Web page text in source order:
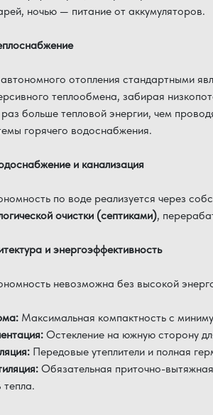
ночью — питание от аккумуляторов.
отопления стандартными
теплообмена, забирая
больше тепловой энергии, чем
горячего водоснабжения.
и канализация
по воде реализуется через
очистки (септиками),
и энергоэффективность
невозможна без высокой
Максимальная компактность с
Остекление на южную сторону
Передовые утеплители и полная
Обязательная приточно-
тепла.